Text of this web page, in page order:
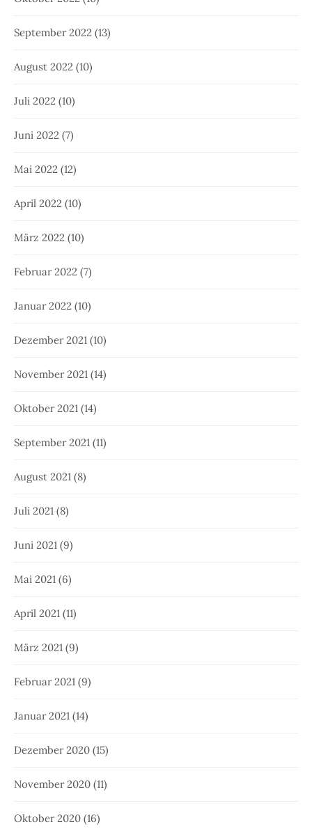
September 2022 (13)
August 2022 (10)
Juli 2022 (10)
Juni 2022 (7)
Mai 2022 (12)
April 2022 (10)
März 2022 (10)
Februar 2022 (7)
Januar 2022 (10)
Dezember 2021 (10)
November 2021 (14)
Oktober 2021 (14)
September 2021 (11)
August 2021 (8)
Juli 2021 (8)
Juni 2021 (9)
Mai 2021 (6)
April 2021 (11)
März 2021 (9)
Februar 2021 (9)
Januar 2021 (14)
Dezember 2020 (15)
November 2020 (11)
Oktober 2020 (16)